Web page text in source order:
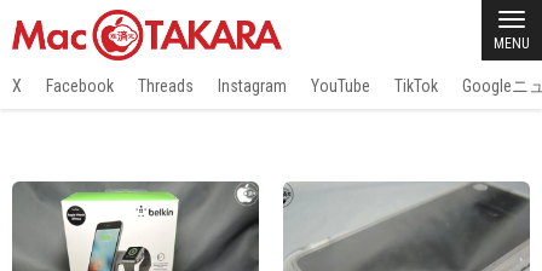
MENU
X Facebook Threads Instagram YouTube TikTok Googleニ